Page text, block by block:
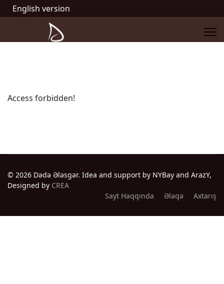
English version
Access forbidden!
© 2026 Dədə Ələsgər. Idea and support by NYBay and ArazY,
Designed by CREA
Sayt Haqqında
Əlaqə Axtarış